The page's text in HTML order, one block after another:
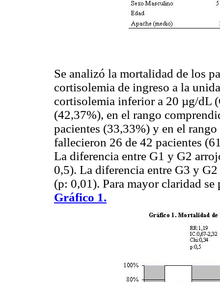
Se analizó la mortalidad de los
cortisolemia de ingreso a la
cortisolemia inferior a 20 µg/dL
(42,37%), en el rango
pacientes (33,33%) y en el
fallecieron 26 de 42 pacientes
La diferencia entre G1 y G2
0,5). La diferencia entre G3 y
(p: 0,01). Para mayor claridad se
Gráfico 1.